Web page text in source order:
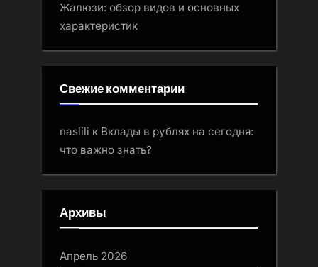
Жалюзи: обзор видов и основных
характеристик
Свежие комментарии
naslili к Вклады в рублях на сегодня:
что важно знать?
Архивы
Апрель 2026